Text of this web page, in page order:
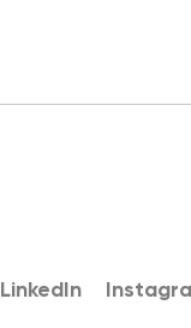
LinkedIn